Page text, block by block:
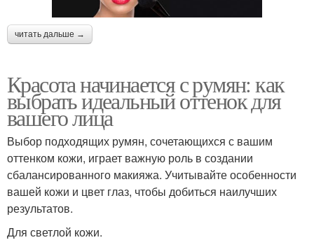
читать дальше →
Красота начинается с румян: как
выбрать идеальный оттенок для
вашего лица
Выбор подходящих румян, сочетающихся с вашим
оттенком кожи, играет важную роль в создании
сбалансированного макияжа. Учитывайте особенности
вашей кожи и цвет глаз, чтобы добиться наилучших
результатов.
Для светлой кожи.